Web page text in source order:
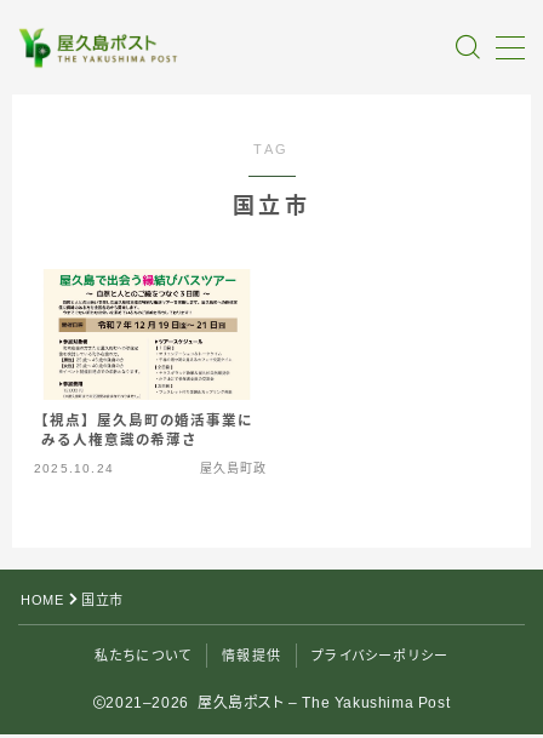
受賞・報道
情報提供
TAG
国立市
【視点】屋久島町の婚活事業に
みる人権意識の希薄さ
2025.10.24 屋久島町政
HOME 国立市
私たちについて 情報提供 プライバシーポリシー
2021–2026 屋久島ポスト – The Yakushima Post